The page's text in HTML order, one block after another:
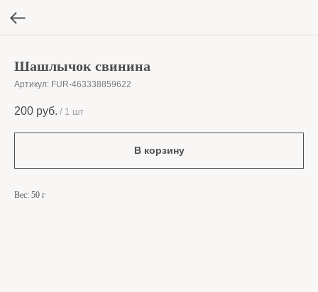
Шашлычок свинина
Артикул: FUR-463338859622
200 руб. / 1 шт
В корзину
Вес: 50 г